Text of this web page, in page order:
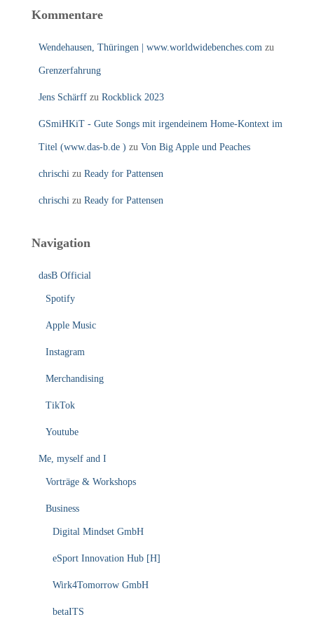
Kommentare
Wendehausen, Thüringen | www.worldwidebenches.com zu
Grenzerfahrung
Jens Schärff zu Rockblick 2023
GSmiHKiT - Gute Songs mit irgendeinem Home-Kontext im
Titel (www.das-b.de ) zu Von Big Apple und Peaches
chrischi zu Ready for Pattensen
chrischi zu Ready for Pattensen
Navigation
dasB Official
Spotify
Apple Music
Instagram
Merchandising
TikTok
Youtube
Me, myself and I
Vorträge & Workshops
Business
Digital Mindset GmbH
eSport Innovation Hub [H]
Wirk4Tomorrow GmbH
betaITS